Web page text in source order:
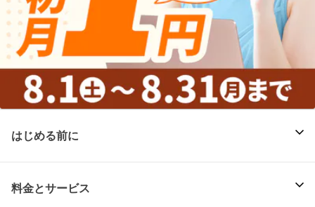
はじめる前に
料金とサービス